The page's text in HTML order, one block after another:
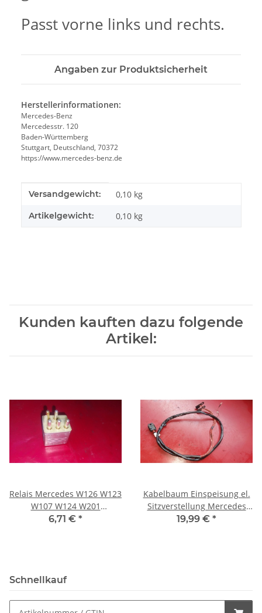
Passt vorne links und rechts.
Angaben zur Produktsicherheit
Herstellerinformationen:
Mercedes-Benz
Mercedesstr. 120
Baden-Württemberg
Stuttgart, Deutschland, 70372
https://www.mercedes-benz.de
Produkteigenschaft
Wert
Versandgewicht: 0,10 kg
Artikelgewicht: 0,10 kg
Kunden kauften dazu folgende
Artikel:
Relais Mercedes W126 W123
W107 W124 W201
0015420219
6,71 € *
Kabelbaum Einspeisung el.
Sitzverstellung Mercedes
W126 1265405735
19,99 € *
Schnellkauf